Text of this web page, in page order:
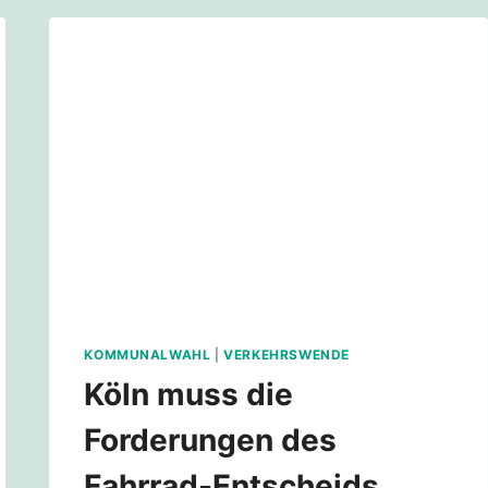
KOMMUNALWAHL |VERKEHRSWENDE
Köln muss die
Forderungen des